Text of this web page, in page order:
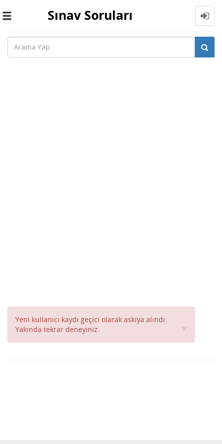
Toggle
Sınav Soruları
Yeni kullanıcı kaydı geçici olarak askıya alındı.
Yakında tekrar deneyiniz.
×